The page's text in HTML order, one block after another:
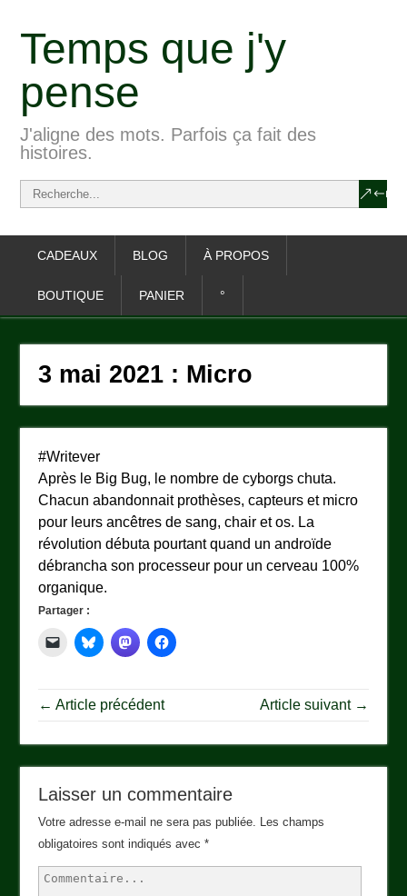
Temps que j'y
pense
J'aligne des mots. Parfois ça fait des
histoires.
CADEAUX BLOG À PROPOS
BOUTIQUE PANIER °
3 mai 2021 : Micro
#Writever
Après le Big Bug, le nombre de cyborgs chuta.
Chacun abandonnait prothèses, capteurs et micro
pour leurs ancêtres de sang, chair et os. La
révolution débuta pourtant quand un androïde
débrancha son processeur pour un cerveau 100%
organique.
Partager :
← Article précédent Article suivant →
Laisser un commentaire
Votre adresse e-mail ne sera pas publiée. Les champs
obligatoires sont indiqués avec*